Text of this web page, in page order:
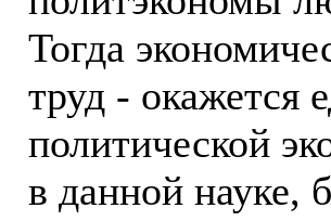
Тогда
труд - окажется
политической
в данной науке,